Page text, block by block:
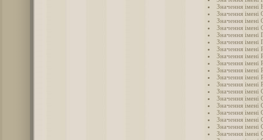
Значення імені
Значення імені
Значення імені
Значення імені
Значення імені
Значення імені
Значення імені
Значення імені
Значення імені
Значення імені
Значення імені
Значення імені
Значення імені
Значення імені
Значення імені
Значення імені
Значення імені
Значення імені
Значення імені